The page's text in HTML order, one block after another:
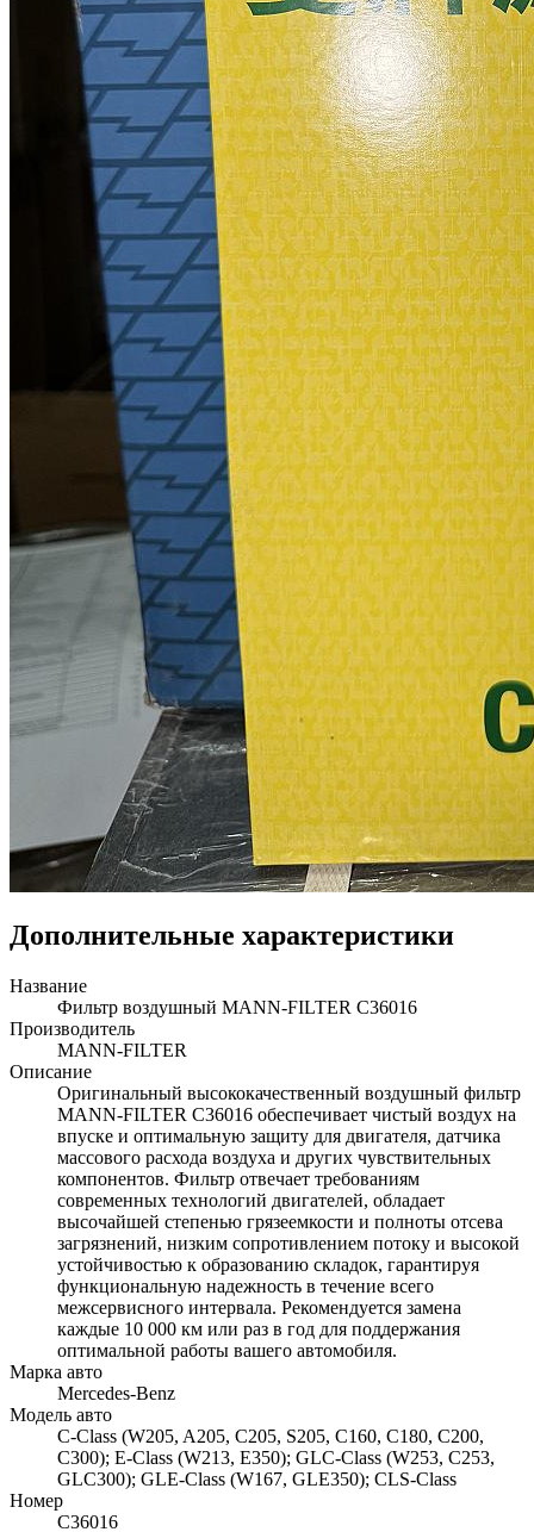
Дополнительные характеристики
Название
Фильтр воздушный MANN-FILTER C36016
Производитель
MANN-FILTER
Описание
Оригинальный высококачественный воздушный фильтр
MANN-FILTER C36016 обеспечивает чистый воздух на
впуске и оптимальную защиту для двигателя, датчика
массового расхода воздуха и других чувствительных
компонентов. Фильтр отвечает требованиям
современных технологий двигателей, обладает
высочайшей степенью грязеемкости и полноты отсева
загрязнений, низким сопротивлением потоку и высокой
устойчивостью к образованию складок, гарантируя
функциональную надежность в течение всего
межсервисного интервала. Рекомендуется замена
каждые 10 000 км или раз в год для поддержания
оптимальной работы вашего автомобиля.
Марка авто
Mercedes-Benz
Модель авто
C-Class (W205, A205, C205, S205, C160, C180, C200,
C300); E-Class (W213, E350); GLC-Class (W253, C253,
GLC300); GLE-Class (W167, GLE350); CLS-Class
Номер
C36016